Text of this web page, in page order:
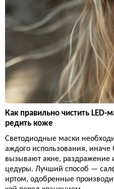
Как правильно чистить
редить коже
Светодиодные маски
аждого использования, иначе
вызывают акне, раздражение
цедуры. Лучший способ —
иртом, одобренные